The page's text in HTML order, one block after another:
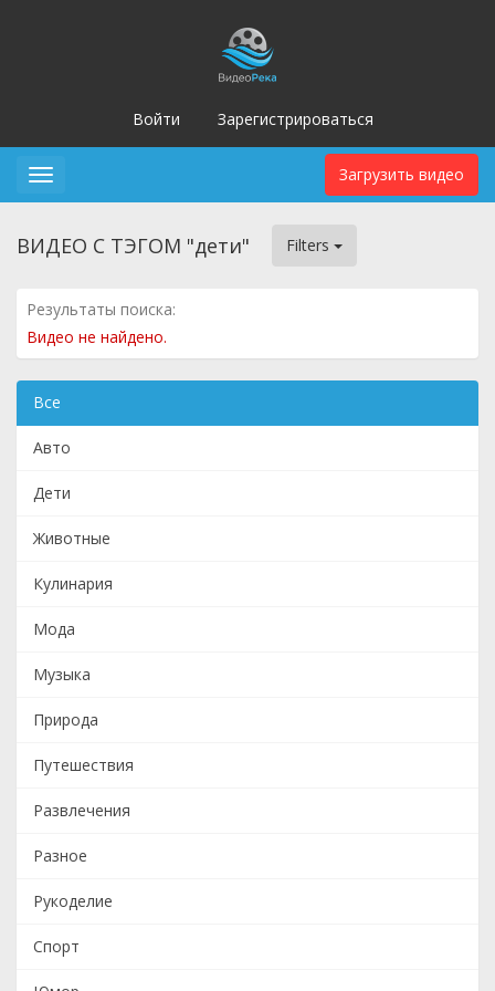
Войти Зарегистрироваться
Загрузить видео
Toggle
ВИДЕО С ТЭГОМ "дети" Filters
Результаты поиска:
Видео не найдено.
Все
Авто
Дети
Животные
Кулинария
Мода
Музыка
Природа
Путешествия
Развлечения
Разное
Рукоделие
Спорт